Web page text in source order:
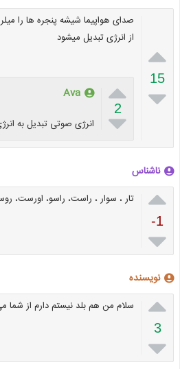

15

صدای هواپیما شیشه پنجره ها را
از انرژی تبدیل میشود

2

Ava
انرژی صوتی تبدیل به
ناشناس

-1

تار ، سوار ، راست، راسو، اورست،
نویسنده

3

سلام من هم بلد نیستم دارم از شما